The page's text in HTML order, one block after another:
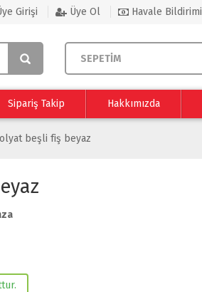
Girişi Üye Ol Havale Bildirimi
SEPETİM
Sipariş Takip Hakkımızda
beşli fiş beyaz